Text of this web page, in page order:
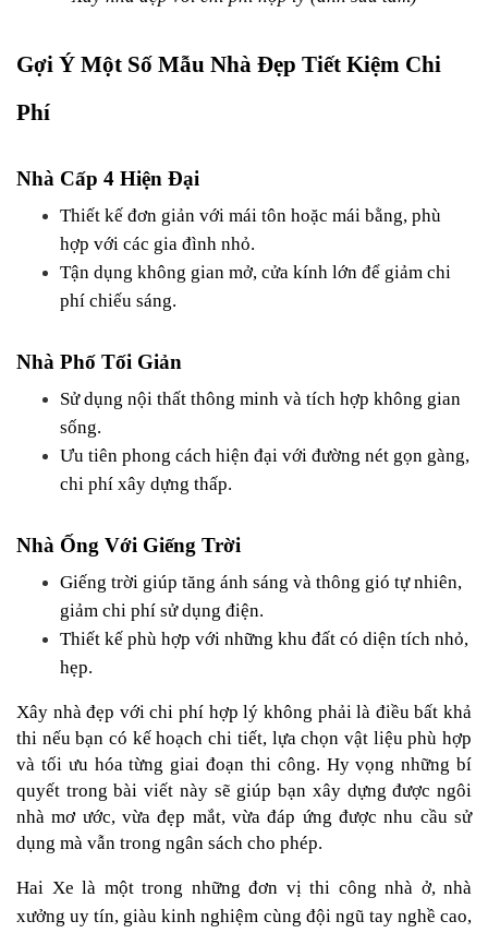
Gợi Ý Một Số Mẫu Nhà Đẹp Tiết Kiệm Chi
Phí
Nhà Cấp 4 Hiện Đại
Thiết kế đơn giản với mái tôn hoặc mái bằng, phù
hợp với các gia đình nhỏ.
Tận dụng không gian mở, cửa kính lớn để giảm chi
phí chiếu sáng.
Nhà Phố Tối Giản
Sử dụng nội thất thông minh và tích hợp không gian
sống.
Ưu tiên phong cách hiện đại với đường nét gọn gàng,
chi phí xây dựng thấp.
Nhà Ống Với Giếng Trời
Giếng trời giúp tăng ánh sáng và thông gió tự nhiên,
giảm chi phí sử dụng điện.
Thiết kế phù hợp với những khu đất có diện tích nhỏ,
hẹp.
Xây nhà đẹp với chi phí hợp lý không phải là điều bất khả
thi nếu bạn có kế hoạch chi tiết, lựa chọn vật liệu phù hợp
và tối ưu hóa từng giai đoạn thi công. Hy vọng những bí
quyết trong bài viết này sẽ giúp bạn xây dựng được ngôi
nhà mơ ước, vừa đẹp mắt, vừa đáp ứng được nhu cầu sử
dụng mà vẫn trong ngân sách cho phép.
Hai Xe là một trong những đơn vị thi công nhà ở, nhà
xưởng uy tín, giàu kinh nghiệm cùng đội ngũ tay nghề cao,